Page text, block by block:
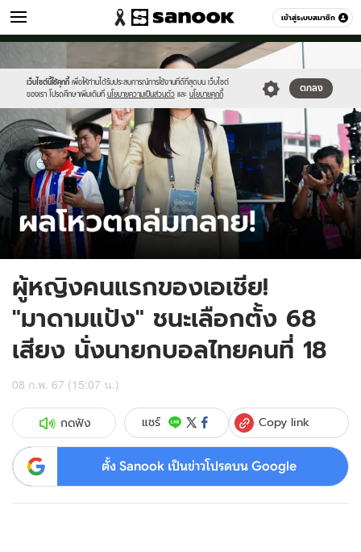
เข้าสู่ระบบสมาชิก
กีฬา หมวดอื่นๆ
เว็บไซต์นี้ใช้คุกกี้ เพื่อให้ท่านได้รับประสบการณ์การใช้งานที่ดีที่สุดบน เว็บไซต์
ของเรา โปรดศึกษาเพิ่มเติมที่ นโยบายความเป็นส่วนตัว และ นโยบายคุกกี้
ตกลง
//s.isanook.com/sr/0/images/logo-
new-
sanook.png
//s.isanook.com/sp/0/ud/303/1518180/iu(1).jpg
ผู้หญิงคนแรกของเอเชีย!
"มาดามแป้ง" ชนะเลือกตั้ง 68
เสียง นั่งนายกบอลไทยคนที่ 18
08 ก.พ. 67 (15:07 น.)
กดฟัง แชร์ Copy link
ตั้ง Sanook เป็นข่าวโปรดบน Google